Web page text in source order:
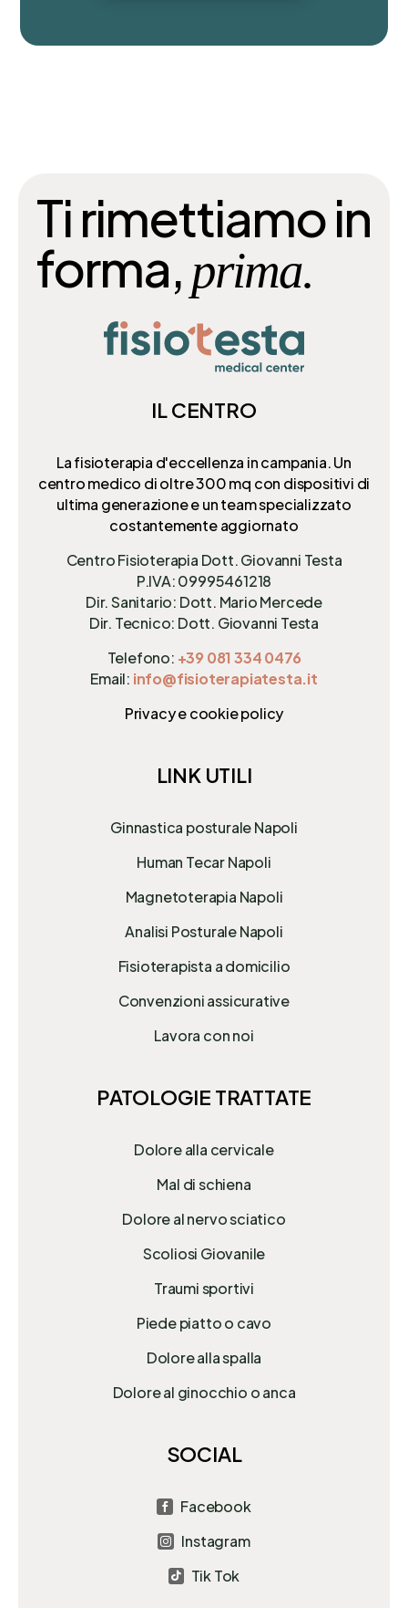
Ti rimettiamo in
forma, prima.
IL CENTRO
La fisioterapia d'eccellenza in campania. Un
centro medico di oltre 300 mq con dispositivi di
ultima generazione e un team specializzato
costantemente aggiornato
Centro Fisioterapia Dott. Giovanni Testa
P.IVA: 09995461218
Dir. Sanitario: Dott. Mario Mercede
Dir. Tecnico: Dott. Giovanni Testa
Telefono: +39 081 334 0476
Email: info@fisioterapiatesta.it
Privacy e cookie policy
LINK UTILI
Ginnastica posturale Napoli
Human Tecar Napoli
Magnetoterapia Napoli
Analisi Posturale Napoli
Fisioterapista a domicilio
Convenzioni assicurative
Lavora con noi
PATOLOGIE TRATTATE
Dolore alla cervicale
Mal di schiena
Dolore al nervo sciatico
Scoliosi Giovanile
Traumi sportivi
Piede piatto o cavo
Dolore alla spalla
Dolore al ginocchio o anca
SOCIAL
 Facebook
 Instagram
 Tik Tok